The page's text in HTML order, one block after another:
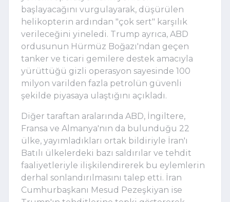
başlayacağını vurgulayarak, düşürülen
helikopterin ardından "çok sert" karşılık
verileceğini yineledi. Trump ayrıca, ABD
ordusunun Hürmüz Boğazı'ndan geçen
tanker ve ticari gemilere destek amacıyla
yürüttüğü gizli operasyon sayesinde 100
milyon varilden fazla petrolün güvenli
şekilde piyasaya ulaştığını açıkladı.
Diğer taraftan aralarında ABD, İngiltere,
Fransa ve Almanya'nın da bulunduğu 22
ülke, yayımladıkları ortak bildiriyle İran'ı
Batılı ülkelerdeki bazı saldırılar ve tehdit
faaliyetleriyle ilişkilendirerek bu eylemlerin
derhal sonlandırılmasını talep etti. İran
Cumhurbaşkanı Mesud Pezeşkiyan ise